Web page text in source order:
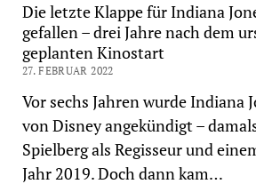
Die letzte Klappe für Indiana
gefallen – drei Jahre nach dem
geplanten Kinostart
27. FEBRUAR 2022
Vor sechs Jahren wurde Indiana
von Disney angekündigt –
Spielberg als Regisseur und
Jahr 2019. Doch dann kam…